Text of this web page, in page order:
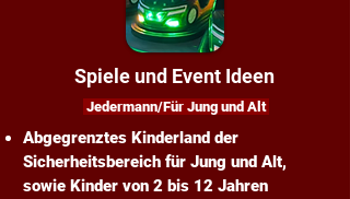
Spiele und Event Ideen
Jedermann/Für Jung und Alt
Abgegrenztes Kinderland der
Sicherheitsbereich für Jung und Alt,
sowie Kinder von 2 bis 12 Jahren